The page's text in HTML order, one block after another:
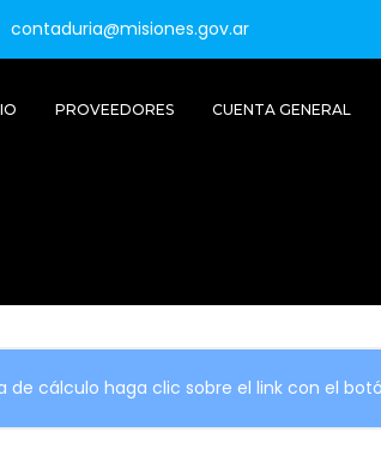
contaduria@misiones.gov.ar
PROVEEDORES CUENTA GENERAL
cálculo haga clic sobre el link con el